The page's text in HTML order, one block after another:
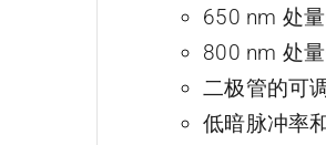
650 nm 处
800 nm 处
二极管的可
低暗脉冲率